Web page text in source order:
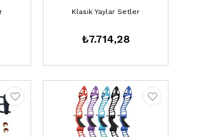
Klasik Yaylar Setler
₺7.714,28